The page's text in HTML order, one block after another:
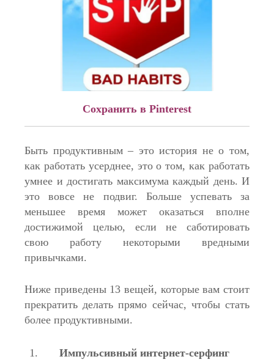
Сохранить в Pinterest
Быть продуктивным – это история не о том,
как работать усерднее, это о том, как работать
умнее и достигать максимума каждый день. И
это вовсе не подвиг. Больше успевать за
меньшее время может оказаться вполне
достижимой целью, если не саботировать
свою работу некоторыми вредными
привычками.
Ниже приведены 13 вещей, которые вам стоит
прекратить делать прямо сейчас, чтобы стать
более продуктивными.
Импульсивный интернет-серфинг